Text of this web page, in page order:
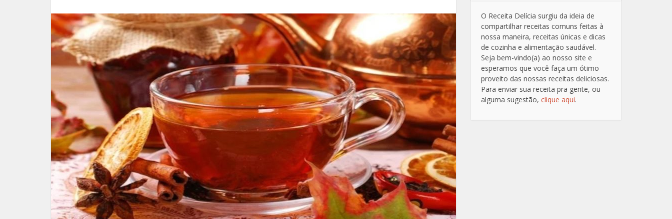
O Receita Delícia surgiu da ideia de
compartilhar receitas comuns feitas à
nossa maneira, receitas únicas e dicas
de cozinha e alimentação saudável.
Seja bem-vindo(a) ao nosso site e
esperamos que você faça um ótimo
proveito das nossas receitas deliciosas.
Para enviar sua receita pra gente, ou
alguma sugestão, clique aqui.